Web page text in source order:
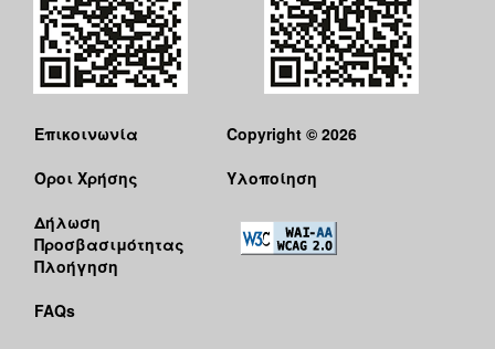
Επικοινωνία
Όροι Χρήσης
Δήλωση
Προσβασιμότητας
Πλοήγηση
FAQs
Copyright © 2026
Υλοποίηση